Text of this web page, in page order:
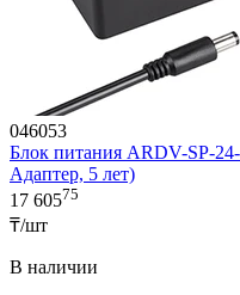
046053
Блок питания ARDV-SP-
Адаптер, 5 лет)
17 60575
₸/шт
В наличии